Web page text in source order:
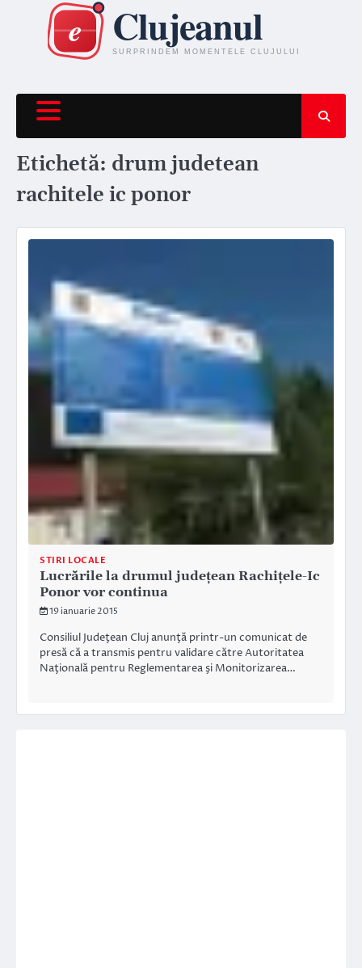
content
Etichetă: drum judetean
rachitele ic ponor
STIRI LOCALE
Lucrările la drumul județean Rachițele-Ic
Ponor vor continua
19 ianuarie 2015
Consiliul Judeţean Cluj anunţă printr-un comunicat de
presă că a transmis pentru validare către Autoritatea
Naţională pentru Reglementarea şi Monitorizarea…